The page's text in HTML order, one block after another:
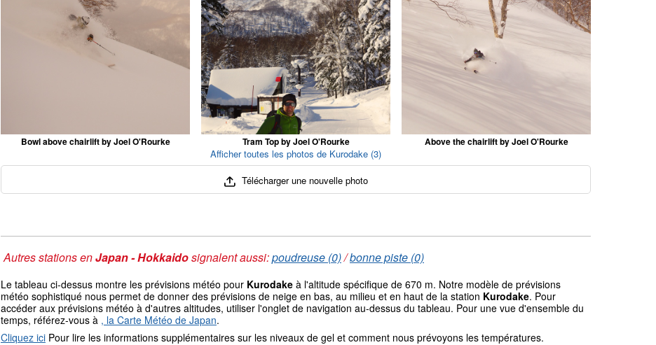
Bowl above chairlift by Joel O'Rourke Tram Top by Joel O'Rourke Above the chairlift by Joel O'Rourke
Afficher toutes les photos de Kurodake (3)
Télécharger une nouvelle photo
Autres stations enJapan - Hokkaidosignalent aussi:poudreuse (0)/bonne piste (0)
Le tableau ci-dessus montre les prévisions météo pour Kurodake à l'altitude spécifique de 670 m. Notre modèle de prévisions
météo sophistiqué nous permet de donner des prévisions de neige en bas, au milieu et en haut de la station Kurodake. Pour
accéder aux prévisions météo à d'autres altitudes, utiliser l'onglet de navigation au-dessus du tableau. Pour une vue d'ensemble du
temps, référez-vous à , la Carte Météo de Japan.
Cliquez ici Pour lire les informations supplémentaires sur les niveaux de gel et comment nous prévoyons les températures.